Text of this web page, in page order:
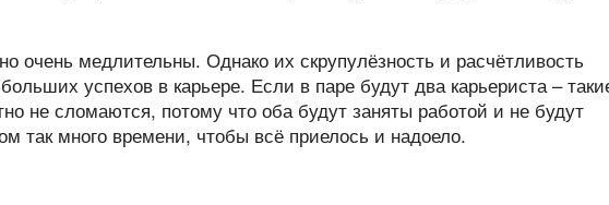
очень медлительны. Однако их скрупулёзность и расчётливость
успехов в карьере. Если в паре будут два карьериста –
не сломаются, потому что оба будут заняты работой и не будут
так много времени, чтобы всё приелось и надоело.